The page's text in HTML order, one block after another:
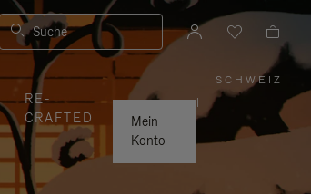
Suche
RE-
CRAFTED
Mein
Konto
SCHWEIZ
,
WÄHLEN
IHRE
REGION
AUS
|